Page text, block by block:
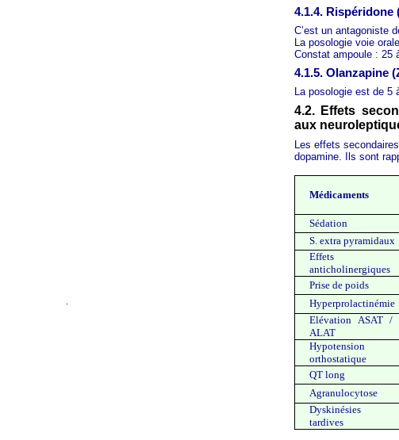
4.1.4. Rispéridone
C’est un antagoniste
La posologie voie
Constat ampoule : 25
4.1.5. Olanzapine
La posologie est de 5
4.2. Effets
aux
Les effets
dopamine. Ils sont
Médicaments
Sédation
S. extra pyramidaux
Effets
anticholinergiques
Prise de poids
Hyperprolactinémie
Elévation ASAT /
ALAT
Hypotension
orthostatique
QT long
Agranulocytose
Dyskinésies
tardives